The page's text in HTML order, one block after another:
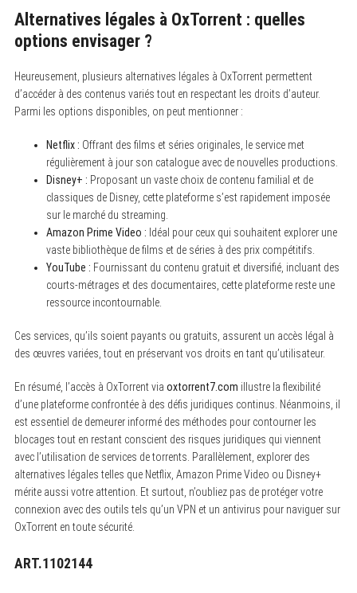
Alternatives légales à OxTorrent : quelles
options envisager ?
Heureusement, plusieurs alternatives légales à OxTorrent permettent
d’accéder à des contenus variés tout en respectant les droits d’auteur.
Parmi les options disponibles, on peut mentionner :
Netflix : Offrant des films et séries originales, le service met
régulièrement à jour son catalogue avec de nouvelles productions.
Disney+ : Proposant un vaste choix de contenu familial et de
classiques de Disney, cette plateforme s’est rapidement imposée
sur le marché du streaming.
Amazon Prime Video : Idéal pour ceux qui souhaitent explorer une
vaste bibliothèque de films et de séries à des prix compétitifs.
YouTube : Fournissant du contenu gratuit et diversifié, incluant des
courts-métrages et des documentaires, cette plateforme reste une
ressource incontournable.
Ces services, qu’ils soient payants ou gratuits, assurent un accès légal à
des œuvres variées, tout en préservant vos droits en tant qu’utilisateur.
En résumé, l’accès à OxTorrent via oxtorrent7.com illustre la flexibilité
d’une plateforme confrontée à des défis juridiques continus. Néanmoins, il
est essentiel de demeurer informé des méthodes pour contourner les
blocages tout en restant conscient des risques juridiques qui viennent
avec l’utilisation de services de torrents. Parallèlement, explorer des
alternatives légales telles que Netflix, Amazon Prime Video ou Disney+
mérite aussi votre attention. Et surtout, n’oubliez pas de protéger votre
connexion avec des outils tels qu’un VPN et un antivirus pour naviguer sur
OxTorrent en toute sécurité.
ART.1102144